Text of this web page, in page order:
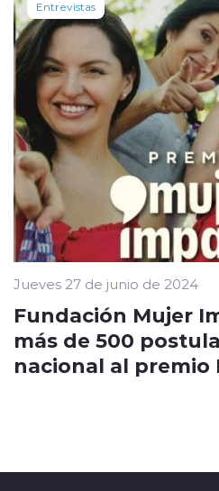
Entrevistas
Jueves 27 de junio de 2024
Fundación Mujer
más de 500
nacional al premio